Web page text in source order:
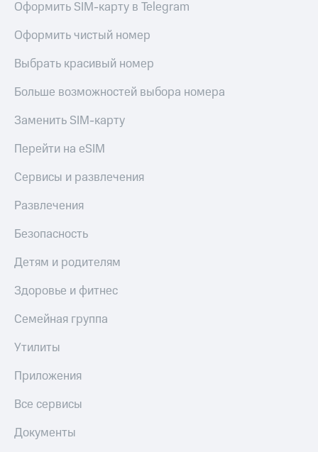
Оформить SIM-карту в Telegram
Оформить чистый номер
Выбрать красивый номер
Больше возможностей выбора номера
Заменить SIM-карту
Перейти на eSIM
Сервисы и развлечения
Развлечения
Безопасность
Детям и родителям
Здоровье и фитнес
Семейная группа
Утилиты
Приложения
Все сервисы
Документы